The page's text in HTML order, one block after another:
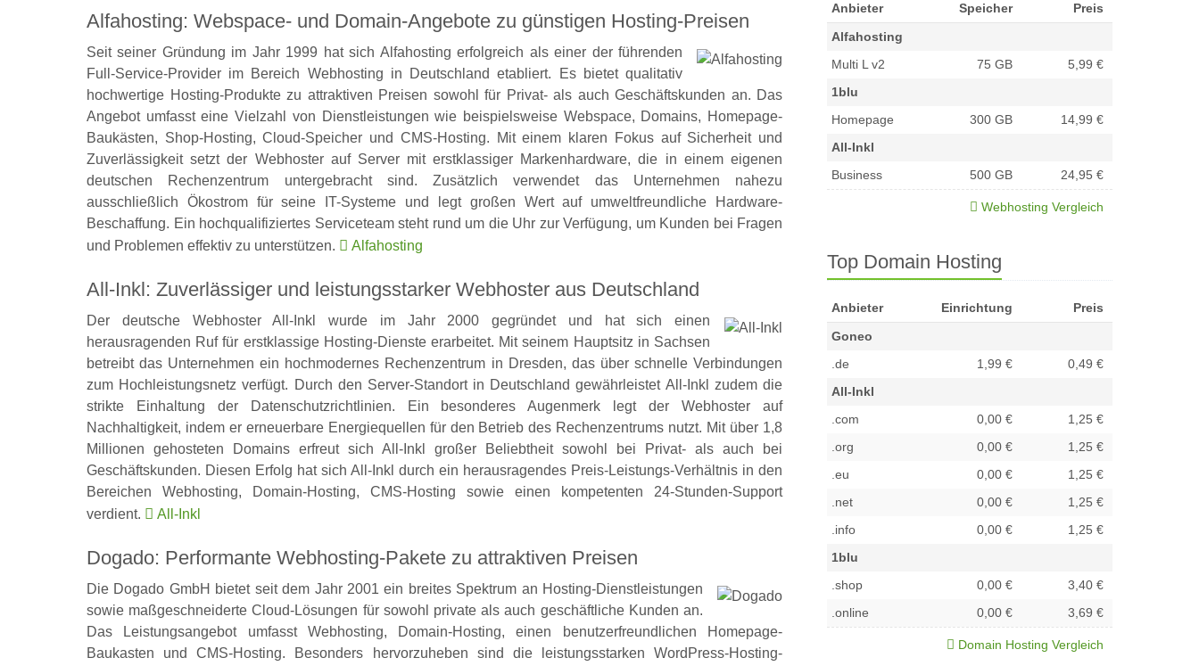
Alfahosting: Webspace- und Domain-Angebote zu günstigen Hosting-Preisen
Seit seiner Gründung im Jahr 1999 hat sich Alfahosting erfolgreich als einer der führenden
Full-Service-Provider im Bereich Webhosting in Deutschland etabliert. Es bietet qualitativ
hochwertige Hosting-Produkte zu attraktiven Preisen sowohl für Privat- als auch Geschäftskunden an. Das
Angebot umfasst eine Vielzahl von Dienstleistungen wie beispielsweise Webspace, Domains, Homepage-
Baukästen, Shop-Hosting, Cloud-Speicher und CMS-Hosting. Mit einem klaren Fokus auf Sicherheit und
Zuverlässigkeit setzt der Webhoster auf Server mit erstklassiger Markenhardware, die in einem eigenen
deutschen Rechenzentrum untergebracht sind. Zusätzlich verwendet das Unternehmen nahezu
ausschließlich Ökostrom für seine IT-Systeme und legt großen Wert auf umweltfreundliche Hardware-
Beschaffung. Ein hochqualifiziertes Serviceteam steht rund um die Uhr zur Verfügung, um Kunden bei Fragen
und Problemen effektiv zu unterstützen.
Alfahosting
All-Inkl: Zuverlässiger und leistungsstarker Webhoster aus Deutschland
Der deutsche Webhoster All-Inkl wurde im Jahr 2000 gegründet und hat sich einen
herausragenden Ruf für erstklassige Hosting-Dienste erarbeitet. Mit seinem Hauptsitz in Sachsen
betreibt das Unternehmen ein hochmodernes Rechenzentrum in Dresden, das über schnelle Verbindungen
zum Hochleistungsnetz verfügt. Durch den Server-Standort in Deutschland gewährleistet All-Inkl zudem die
strikte Einhaltung der Datenschutzrichtlinien. Ein besonderes Augenmerk legt der Webhoster auf
Nachhaltigkeit, indem er erneuerbare Energiequellen für den Betrieb des Rechenzentrums nutzt. Mit über 1,8
Millionen gehosteten Domains erfreut sich All-Inkl großer Beliebtheit sowohl bei Privat- als auch bei
Geschäftskunden. Diesen Erfolg hat sich All-Inkl durch ein herausragendes Preis-Leistungs-Verhältnis in den
Bereichen Webhosting, Domain-Hosting, CMS-Hosting sowie einen kompetenten 24-Stunden-Support
verdient.
All-Inkl
Dogado: Performante Webhosting-Pakete zu attraktiven Preisen
Die Dogado GmbH bietet seit dem Jahr 2001 ein breites Spektrum an Hosting-Dienstleistungen
sowie maßgeschneiderte Cloud-Lösungen für sowohl private als auch geschäftliche Kunden an.
Das Leistungsangebot umfasst Webhosting, Domain-Hosting, einen benutzerfreundlichen Homepage-
Baukasten und CMS-Hosting. Besonders hervorzuheben sind die leistungsstarken WordPress-Hosting-
Anbieter Speicher
Preis
Alfahosting
Multi L v2
75 GB
5,99 €
1blu
Homepage
300 GB
14,99 €
All-Inkl
Business
500 GB 24,95 €
Webhosting Vergleich
Top Domain Hosting
Anbieter Einrichtung
Preis
Goneo
.de
1,99 €
0,49 €
All-Inkl
.com
0,00 €
1,25 €
.org
0,00 €
1,25 €
.eu
0,00 €
1,25 €
.net
0,00 €
1,25 €
.info
0,00 €
1,25 €
1blu
.shop
0,00 €
3,40 €
.online
0,00 € 3,69 €
Domain Hosting Vergleich